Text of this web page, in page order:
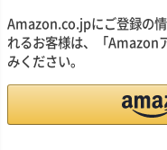
Amazon.co.jpにご登録の
れるお客様は、「Amazon
みください。